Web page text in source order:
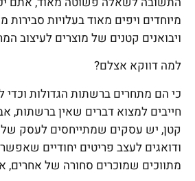
מיוחדים ויפים מאוד בעלויות סבירות
ויבואנים קטנים של מוצרים לעיצוב
למה דווקא אצלם?
כי הם מתחרים ברשתות הגדולות
חייבים למצוא דברים שאין ברשתות,
קטן, יש עסקים שמתייחסים לעסק
ודואגים לעצב פריטים יחודיים
מתווכים שמוכרים סחורה של אחרים,